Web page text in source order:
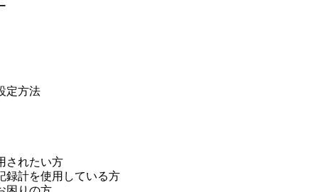
定方法
されたい方
計を使用している方